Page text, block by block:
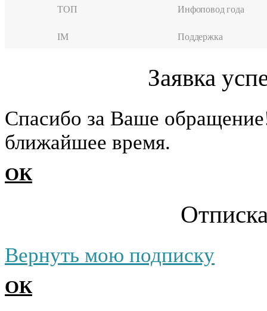
ТОП
IM
Инфоповод года
Поддержка
Заявка
Cпасибо за Ваше
ближайшее время.
ОК
Вернуть мою подписку
ОК